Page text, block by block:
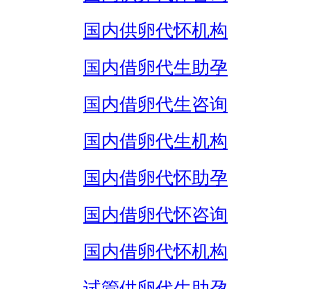
国内供卵代怀机构
国内借卵代生助孕
国内借卵代生咨询
国内借卵代生机构
国内借卵代怀助孕
国内借卵代怀咨询
国内借卵代怀机构